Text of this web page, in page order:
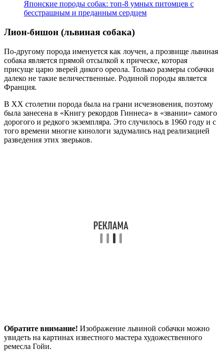
Японские породы собак: топ-8 умных питомцев с
бесстрашным и преданным сердцем
Лион-бишон (львиная собака)
По-другому порода именуется как лоучен, а прозвище львиная
собака является прямой отсылкой к прическе, которая
присуще царю зверей дикого ореола. Только размеры собачки
далеко не такие величественные. Родиной породы является
Франция.
В XX столетии порода была на грани исчезновения, поэтому
была занесена в «Книгу рекордов Гиннеса» в «звании» самого
дорогого и редкого экземпляра. Это случилось в 1960 году и с
того времени многие кинологи задумались над реализацией
разведения этих зверьков.
Обратите внимание! Изображение львиной собачки можно
увидеть на картинах известного мастера художественного
ремесла Гойи.